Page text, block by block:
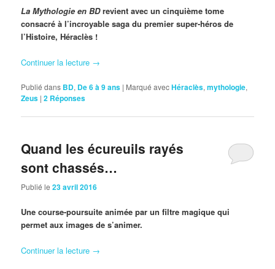
La Mythologie en BDrevient avec un cinquième tome
consacré à l’incroyable saga du premier super-héros de
l’Histoire, Héraclès !
Continuer la lecture →
Publié dans BD, De 6 à 9 ans | Marqué avecHéraclès,mythologie,
Zeus |2 Réponses
Quand les écureuils rayés
sont chassés…
Publié le23 avril 2016
Une course-poursuite animée par un filtre magique qui
permet aux images de s’animer.
Continuer la lecture →